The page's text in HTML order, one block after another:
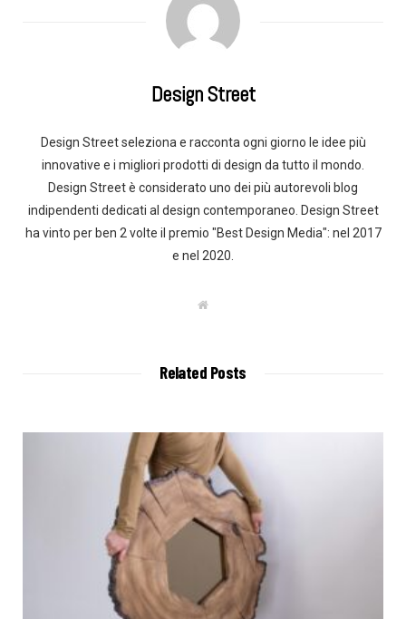
Design Street
Design Street seleziona e racconta ogni giorno le idee più
innovative e i migliori prodotti di design da tutto il mondo.
Design Street è considerato uno dei più autorevoli blog
indipendenti dedicati al design contemporaneo. Design Street
ha vinto per ben 2 volte il premio "Best Design Media": nel 2017
e nel 2020.
W
Related Posts